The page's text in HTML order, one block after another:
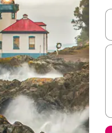
أو استكشف عن طريق اللمس أو السحب.